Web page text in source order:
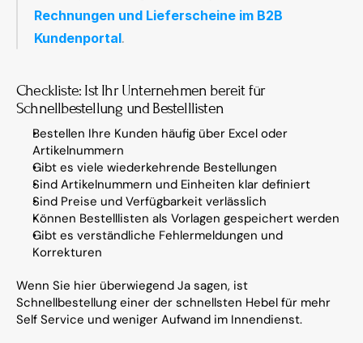
Rechnungen und Lieferscheine im B2B
Kundenportal.
Checkliste: Ist Ihr Unternehmen bereit für
Schnellbestellung und Bestelllisten
Bestellen Ihre Kunden häufig über Excel oder
Artikelnummern
Gibt es viele wiederkehrende Bestellungen
Sind Artikelnummern und Einheiten klar definiert
Sind Preise und Verfügbarkeit verlässlich
Können Bestelllisten als Vorlagen gespeichert werden
Gibt es verständliche Fehlermeldungen und
Korrekturen
Wenn Sie hier überwiegend Ja sagen, ist
Schnellbestellung einer der schnellsten Hebel für mehr
Self Service und weniger Aufwand im Innendienst.